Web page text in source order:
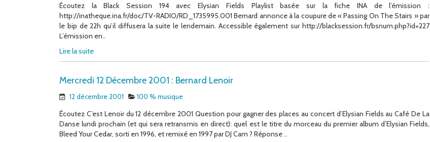
Écoutez la Black Session 194 avec Elysian Fields Playlist basée sur la fiche INA de l’émission :
http://inatheque.ina.fr/doc/TV-RADIO/RD_1735995.001 Bernard annonce à la coupure de « Passing On The Stairs » par
le bip de 22h qu’il diffusera la suite le lendemain. Accessible également sur http://blacksession.fr/bsnum.php?id=227
L’émission en..
Lire la suite
Mercredi 12 Décembre 2001 : Bernard Lenoir
12 décembre 2001 100 % musique
Écoutez C’est Lenoir du 12 décembre 2001 Question pour gagner des places au concert d’Elysian Fields au Café De La
Danse lundi prochain (et qui sera retransmis en direct): quel est le titre du morceau du premier album d’Elysian Fields,
Bleed Your Cedar, sorti en 1996, et remixé en 1997 par DJ Cam ? Réponse ..